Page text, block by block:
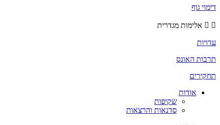
דימוי גוף
אלימות מגדרית
עדויות
תרבות האונס
תחקירים
אודות
שקיפות
סדנאות והרצאות